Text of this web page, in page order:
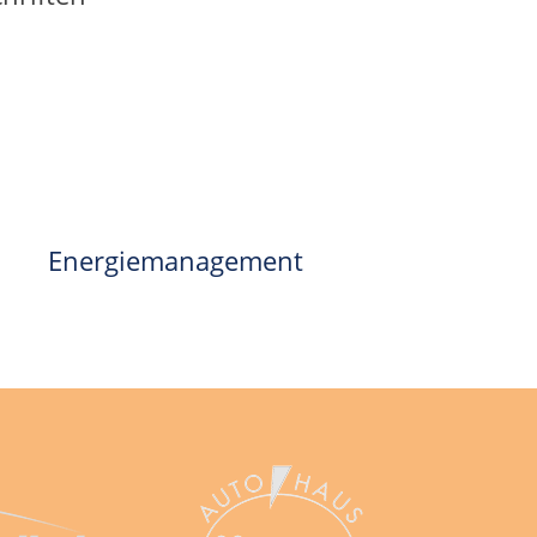
Energiemanagement